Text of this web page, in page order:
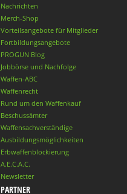
Nachrichten
Merch-Shop
Vorteilsangebote für Mitglieder
Fortbildungsangebote
PROGUN Blog
Jobbörse und Nachfolge
Waffen-ABC
Waffenrecht
Rund um den Waffenkauf
Beschussämter
Waffensachverständige
Ausbildungsmöglichkeiten
Erbwaffenblockierung
A.E.C.A.C.
Newsletter
PARTNER